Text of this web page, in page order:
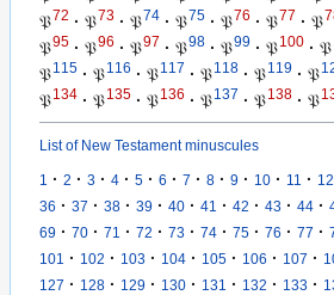
𝔓72 · 𝔓73 · 𝔓74 · 𝔓75 · 𝔓76 · 𝔓77 · 𝔓
𝔓95 · 𝔓96 · 𝔓97 · 𝔓98 · 𝔓99 · 𝔓100 · 𝔓
𝔓115 · 𝔓116 · 𝔓117 · 𝔓118 · 𝔓119 · 𝔓
𝔓134 · 𝔓135 · 𝔓136 · 𝔓137 · 𝔓138 · 𝔓
List of New Testament minuscules
1 · 2 · 3 · 4 · 5 · 6 · 7 · 8 · 9 · 10 · 11 · 12
36 · 37 · 38 · 39 · 40 · 41 · 42 · 43 · 44 ·
69 · 70 · 71 · 72 · 73 · 74 · 75 · 76 · 77 ·
101
· 102 · 103 · 104 · 105 · 106 · 107 ·
127 · 128 · 129 · 130 · 131 · 132 · 133 ·